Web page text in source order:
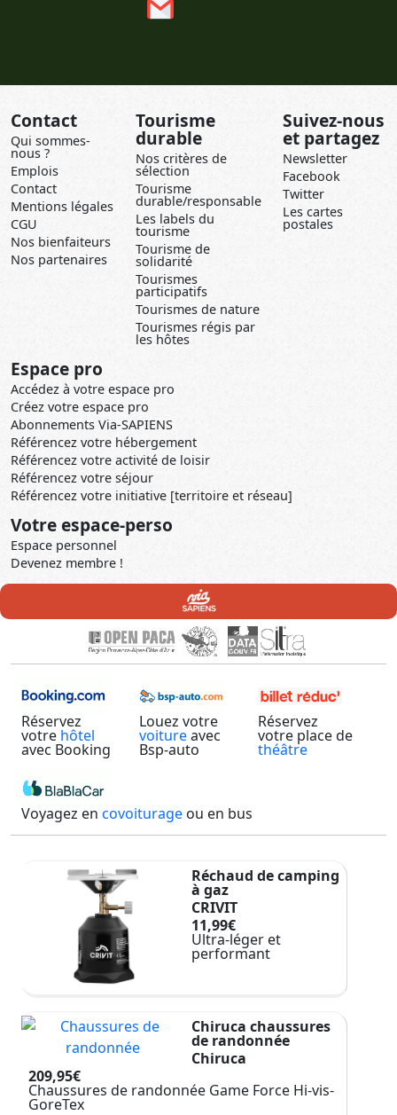
Contact
Qui sommes-
nous ?
Emplois
Contact
Mentions légales
CGU
Nos bienfaiteurs
Nos partenaires
Tourisme
durable
Nos critères de
sélection
Tourisme
durable/responsable
Les labels du
tourisme
Tourisme de
solidarité
Tourismes
participatifs
Tourismes de nature
Tourismes régis par
les hôtes
Suivez-nous
et partagez
Newsletter
Facebook
Twitter
Les cartes
postales
Espace pro
Accédez à votre espace pro
Créez votre espace pro
Abonnements Via-SAPIENS
Référencez votre hébergement
Référencez votre activité de loisir
Référencez votre séjour
Référencez votre initiative [territoire et réseau]
Votre espace-perso
Espace personnel
Devenez membre !
Réservez
votre hôtel
avec Booking
Louez votre
voitureavec
Bsp-auto
Réservez
votre place de
théâtre
Voyagez en covoiturage ou en bus
Réchaud de camping
à gaz
CRIVIT
11,99€
Ultra-léger et
performant
Chiruca chaussures
de randonnée
Chiruca
209,95€
Chaussures de randonnée Game Force Hi-vis-
GoreTex